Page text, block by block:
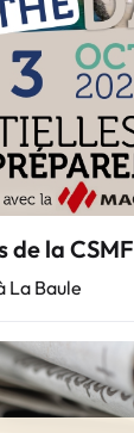
de la CSMF
La Baule